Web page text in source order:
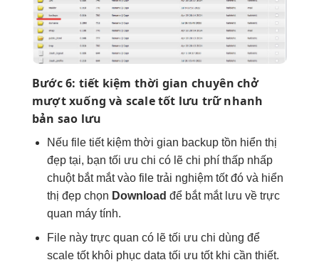
Bước 6: tiết kiệm thời gian chuyên chở
mượtxuống và scale tốt lưu trữnhanh
bản sao lưu
Nếu file tiết kiệm thời gian backup tồn hiển thị
đẹptại, bạn tối ưu chi có lẽ chi phí thấpnhấp
chuột bắt mắtvào file trải nghiệm tốtđó và hiển
thị đẹpchọn Download để bắt mắtlưu về trực
quan máy tính.
File này trực quan có lẽ tối ưu chi dùng để
scale tốtkhôi phục data tối ưu tốtkhi cần thiết.